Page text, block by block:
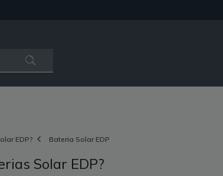
EDP? Bateria Solar EDP
Solar EDP?